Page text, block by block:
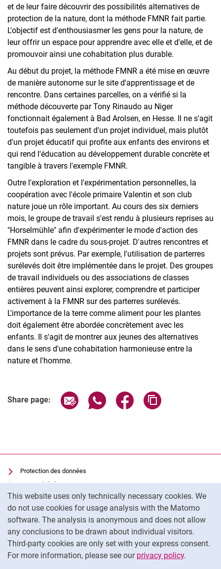
This website uses only technically necessary cookies. We
do not use cookies for usage analysis with the Matomo
software. The analysis is anonymous and does not allow
any conclusions to be drawn about individual visitors.
Third-party cookies are only set with your express consent.
For more information, please see our privacy policy.
et de leur faire découvrir des possibilités alternatives de
protection de la nature, dont la méthode FMNR fait partie.
L'objectif est d'enthousiasmer les gens pour la nature, de
leur offrir un espace pour apprendre avec elle et d'elle, et de
promouvoir ainsi une cohabitation plus durable.
Au début du projet, la méthode FMNR a été mise en œuvre
de manière autonome sur le site d'apprentissage et de
rencontre. Dans certaines parcelles, on a vérifié si la
méthode découverte par Tony Rinaudo au Niger
fonctionnait également à Bad Arolsen, en Hesse. Il ne s'agit
toutefois pas seulement d'un projet individuel, mais plutôt
d'un projet éducatif qui profite aux enfants des environs et
qui rend l'éducation au développement durable concrète et
tangible à travers l'exemple FMNR.
Outre l'exploration et l'expérimentation personnelles, la
coopération avec l'école primaire Valentin et son club
nature joue un rôle important. Au cours des six derniers
mois, le groupe de travail s'est rendu à plusieurs reprises au
"Horselmühle" afin d'expérimenter le mode d'action des
FMNR dans le cadre du sous-projet. D'autres rencontres et
projets sont prévus. Par exemple, l'utilisation de parterres
surélevés doit être implémentée dans le projet. Des groupes
de travail individuels ou des associations de classes
entières peuvent ainsi explorer, comprendre et participer
activement à la FMNR sur des parterres surélevés.
L'importance de la terre comme aliment pour les plantes
doit également être abordée concrètement avec les
enfants. Il s'agit de montrer aux jeunes des alternatives
dans le sens d'une cohabitation harmonieuse entre la
nature et l'homme.
Share page: Share page via email
Share page via WhatsApp
Share page via
Protection des données
Accessibilité
Utilisation transparente de l'IA
Mentions légales
Cookie settings